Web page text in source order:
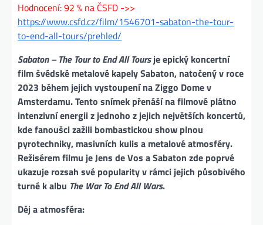
Hodnocení: 92 % na ČSFD ->>
https://www.csfd.cz/film/1546701-sabaton-the-tour-
to-end-all-tours/prehled/
Sabaton – The Tour to End All Toursje epický koncertní
film švédské metalové kapely Sabaton, natočený v roce
2023 během jejich vystoupení na Ziggo Dome v
Amsterdamu. Tento snímek přenáší na filmové plátno
intenzivní energii z jednoho z jejich největších koncertů,
kde fanoušci zažili bombastickou show plnou
pyrotechniky, masivních kulis a metalové atmosféry.
Režisérem filmu je Jens de Vos a Sabaton zde poprvé
ukazuje rozsah své popularity v rámci jejich působivého
turné k albu The War To End All Wars.
Děj a atmosféra: